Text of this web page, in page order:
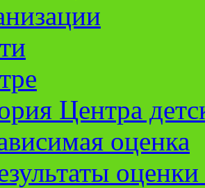
Центра
оценка